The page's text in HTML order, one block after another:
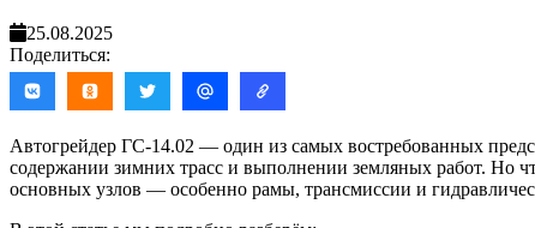
25.08.2025
Поделиться:
Автогрейдер ГС-14.02 — один из самых востребованных
содержании зимних трасс и выполнении земляных работ. Но
основных узлов — особенно рамы, трансмиссии и